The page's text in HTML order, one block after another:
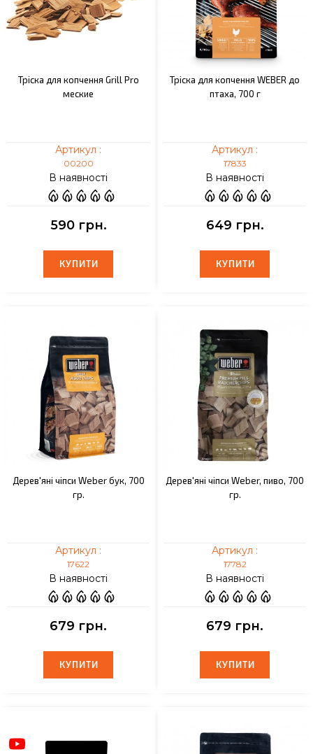
Тріска для копчення Grill Pro
меские
Артикул :
00200
В наявності
590 грн.
КУПИТИ
КУПИТИ
Тріска для копчення WEBER до
птаха, 700 г
Артикул :
17833
В наявності
649 грн.
КУПИТИ
КУПИТИ
Дерев'яні чіпси Weber бук, 700
гр.
Артикул :
17622
В наявності
679 грн.
КУПИТИ
КУПИТИ
Дерев'яні чіпси Weber, пиво, 700
гр.
Артикул :
17782
В наявності
679 грн.
КУПИТИ
КУПИТИ